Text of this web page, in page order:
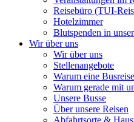
Reisebüro (TUI-
Hotelzimmer
Blutspenden in
Wir über uns
Wir über uns
Stellenangebote
Warum eine Busreise
Warum gerade mit
Unsere Busse
Über unsere Reisen
Abfahrtsorte &